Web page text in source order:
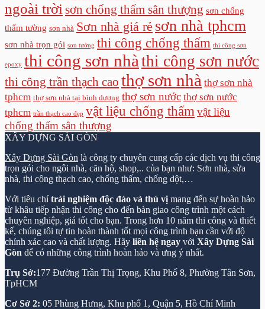
ngoài trời sơn chống thấm sân thượng sơn chống
thấm tường sơn nhà Sơn nhà giá rẻ sơn nhà tphcm
sơn nhà trọn gói sơn tường thi công chống thấm thi công sơn
epoxy thi công sơn nhà thi công sơn nước
thi công trần thạch cao thợ sơn nhà thợ sơn nhà
tphcm thợ sơn nhà tại bình dương thợ sơn nước thợ sơn nước
tphcm trần thạch cao đẹp vật liệu chống thấm vật liệu
chống thấm sân thượng
XÂY DỰNG SÀI GÒN
Xây Dựng Sài Gòn là công ty chuyên cung cấp các dịch vụ thi công
trọn gói cho ngôi nhà, căn hộ, shop,.. của bạn như: Sơn nhà, sửa
nhà, thi công thạch cao, chống thấm, chống dột,…
Với tiêu chítrải nghiệm độc đáo và thú vị mang đến sự hoàn hảo
từ khâu tiếp nhận thi công cho đến bàn giao công trình một cách
chuyên nghiệp, giá tốt cho bạn. Trong hơn 10 năm thi công và thiết
kế, chúng tôi tự tin hoàn thành tốt mọi công trình bạn cần với độ
chính xác cao và chất lượng. Hãy liên hệ ngay với Xây Dựng Sài
Gòn để có những công trình hoàn hảo và ưng ý nhất.
Trụ Sở:177 Đường Trần Thị Trọng, Khu Phố 8, Phường Tân Sơn,
TpHCM
Cơ Sở 2: 05 Phùng Hưng, Khu phố 1, Quận 5, Hồ Chí Minh